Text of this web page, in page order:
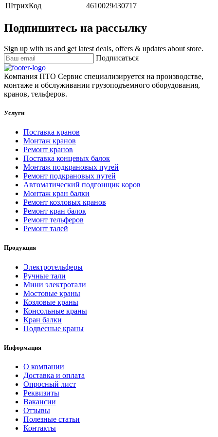
ШтрихКод 4610029430717
Подпишитесь на рассылку
Sign up with us and get latest deals, offers & updates about store.
Подписаться
Компания ПТО Сервис специализируется на производстве,
монтаже и обслуживании грузоподъемного оборудования,
кранов, тельферов.
Услуги
Поставка кранов
Монтаж кранов
Ремонт кранов
Поставка концевых балок
Монтаж подкрановых путей
Ремонт подкрановых путей
Автоматический подгонщик коров
Монтаж кран балки
Ремонт козловых кранов
Ремонт кран балок
Ремонт тельферов
Ремонт талей
Продукция
Электротельферы
Ручные тали
Мини электротали
Мостовые краны
Козловые краны
Консольные краны
Кран балки
Подвесные краны
Информация
О компании
Доставка и оплата
Опросный лист
Реквизиты
Вакансии
Отзывы
Полезные статьи
Контакты